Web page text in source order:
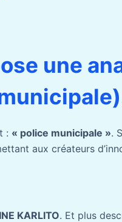
une
: « police municipale ».
aux créateurs
KARLITO. Et plus